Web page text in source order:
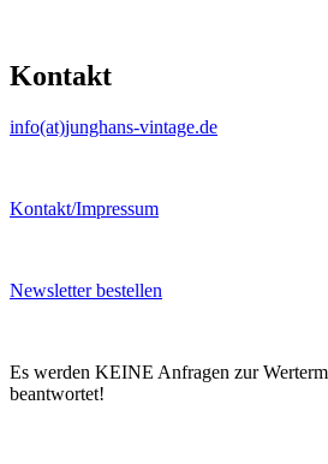
Kontakt
info(at)junghans-vintage.de
Kontakt/Impressum
Newsletter bestellen
Es werden KEINE Anfragen zur
beantwortet!